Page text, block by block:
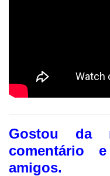
Gostou da
comentário
amigos.